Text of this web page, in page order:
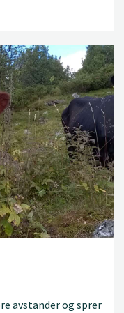
avstander og sprer